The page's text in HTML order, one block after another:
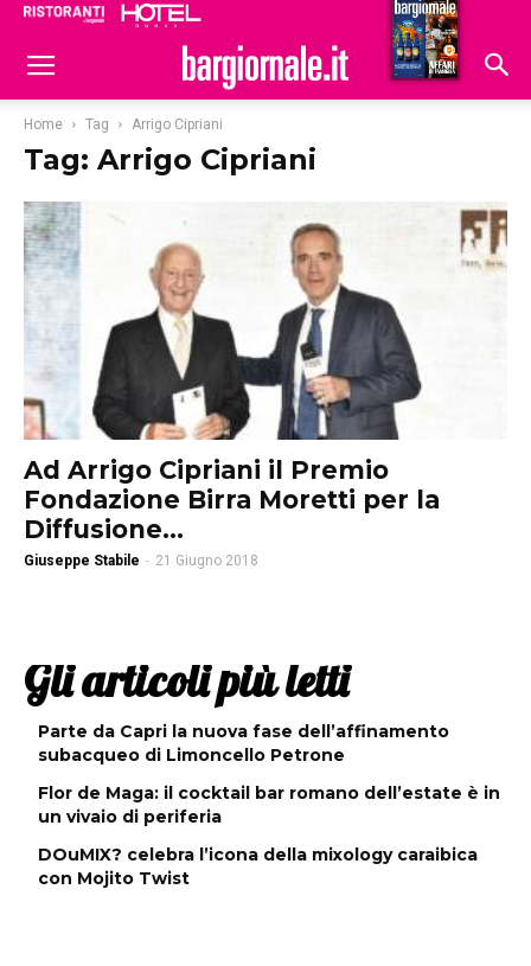
Hoteldomani
Home Tag Arrigo Cipriani
Tag: Arrigo Cipriani
Ad Arrigo Cipriani il Premio
Fondazione Birra Moretti per la
Diffusione...
Giuseppe Stabile - 21 Giugno 2018
Gli articoli più letti
Parte da Capri la nuova fase dell’affinamento
subacqueo di Limoncello Petrone
Flor de Maga: il cocktail bar romano dell’estate è in
un vivaio di periferia
DOuMIX? celebra l’icona della mixology caraibica
con Mojito Twist